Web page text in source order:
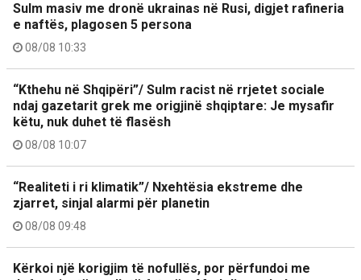
Sulm masiv me dronë ukrainas në Rusi, digjet rafineria
e naftës, plagosen 5 persona
08/08 10:33
“Kthehu në Shqipëri”/ Sulm racist në rrjetet sociale
ndaj gazetarit grek me origjinë shqiptare: Je mysafir
këtu, nuk duhet të flasësh
08/08 10:07
“Realiteti i ri klimatik”/ Nxehtësia ekstreme dhe
zjarret, sinjal alarmi për planetin
08/08 09:48
Kërkoi një korigjim të nofullës, por përfundoi me